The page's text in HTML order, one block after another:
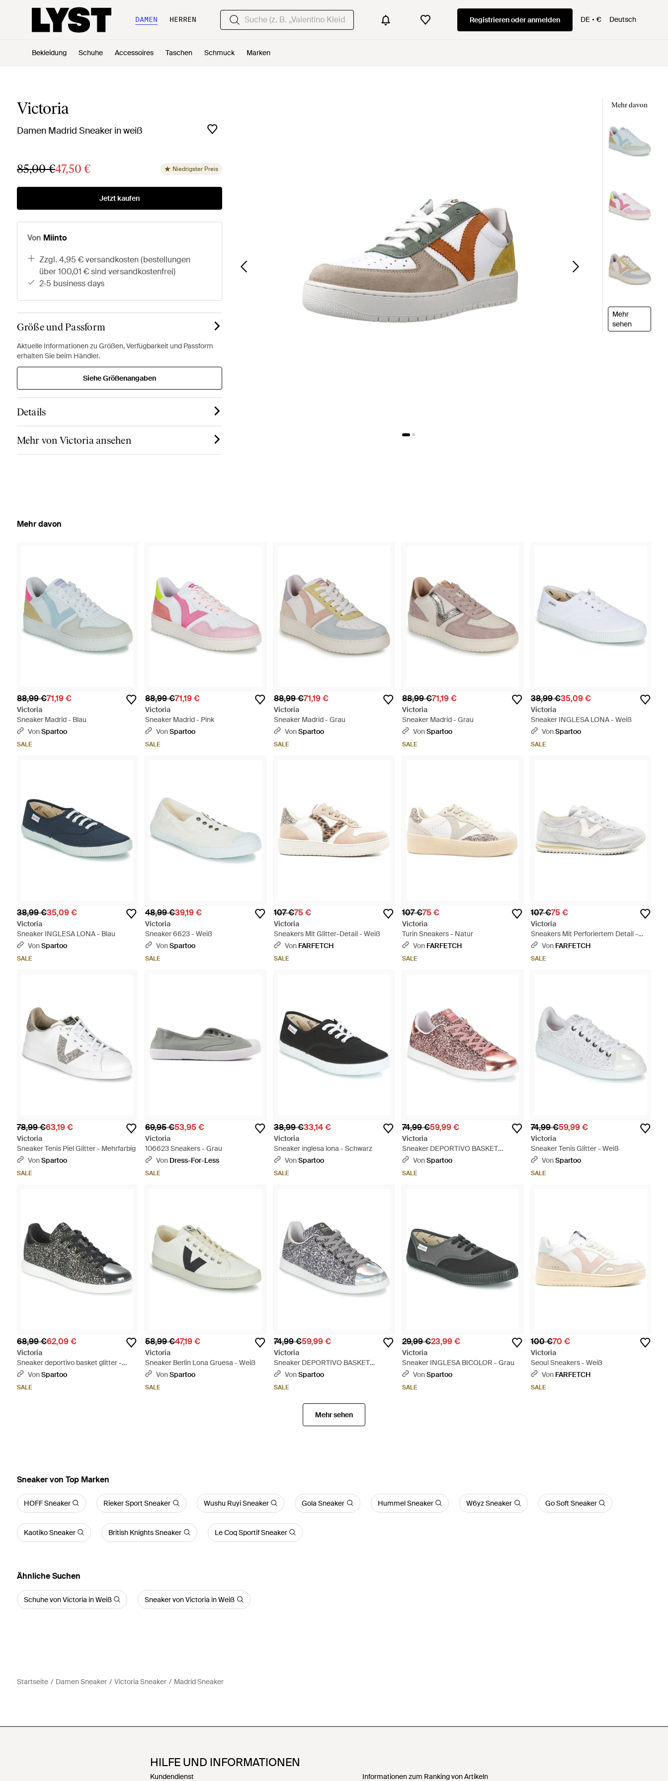
DAMEN HERREN Registrieren oder anmelden DE € Deutsch
Bekleidung Schuhe Accessoires Taschen Schmuck Marken
Victoria
Damen Madrid Sneaker in weiß
85,00 €47,50 € Niedrigster Preis
Jetzt kaufen
Von Miinto
zzgl. 4,95 € versandkosten (bestellungen
über 100,01 € sind versandkostenfrei)
2-5 business days
Größe und Passform
Aktuelle Informationen zu Größen, Verfügbarkeit und Passform
erhalten Sie beim Händler.
Siehe Größenangaben
Details
Mehr von Victoria ansehen
Mehr davon
Mehr
sehen
Mehr davon
88,99 €71,19 €
Victoria
Sneaker Madrid - Blau
VonSpartoo
SALE
88,99 €71,19 €
Victoria
Sneaker Madrid - Pink
VonSpartoo
SALE
88,99 €71,19 €
Victoria
Sneaker Madrid - Grau
VonSpartoo
SALE
88,99 €71,19 €
Victoria
Sneaker Madrid - Grau
VonSpartoo
SALE
38,99 €35,09 €
Victoria
Sneaker INGLESA LONA - Weiß
VonSpartoo
SALE
38,99 €35,09 €
Victoria
Sneaker INGLESA LONA - Blau
VonSpartoo
SALE
48,99 €39,19 €
Victoria
Sneaker 6623 - Weiß
VonSpartoo
SALE
107 €75 €
Victoria
Sneakers Mit Glitter-Detail - Weiß
Von FARFETCH
SALE
107 €75 €
Victoria
Turin Sneakers - Natur
Von FARFETCH
SALE
107 €75 €
Victoria
Sneakers Mit Perforiertem Detail -
WeißVon FARFETCH
SALE
78,99 €63,19 €
Victoria
Sneaker Tenis Piel Glitter - Mehrfarbig
VonSpartoo
SALE
69,95 €53,95 €
Victoria
106623 Sneakers - Grau
Von Dress-For-Less
SALE
38,99 €33,14 €
Victoria
Sneaker inglesa lona - Schwarz
VonSpartoo
SALE
74,99 €59,99 €
Victoria
Sneaker DEPORTIVO BASKET
GLITTER - Pink
VonSpartoo
SALE
74,99 €59,99 €
Victoria
Sneaker Tenis Glitter - Weiß
VonSpartoo
SALE
68,99 €62,09 €
Victoria
Sneaker deportivo basket glitter -
Schwarz
VonSpartoo
SALE
58,99 €47,19 €
Victoria
Sneaker Berlin Lona Gruesa - Weiß
VonSpartoo
SALE
74,99 €59,99 €
Victoria
Sneaker DEPORTIVO BASKET
GLITTER - Grau
VonSpartoo
SALE
29,99 €23,99 €
Victoria
Sneaker INGLESA BICOLOR - Grau
VonSpartoo
SALE
100 €70 €
Victoria
Seoul Sneakers - Weiß
Von FARFETCH
SALE
Mehr sehen
Sneaker von Top Marken
HOFF Sneaker Rieker Sport Sneaker Wushu Ruyi Sneaker Gola Sneaker Hummel Sneaker W6yz Sneaker Go Soft Sneaker
Kaotiko Sneaker British Knights Sneaker Le Coq Sportif Sneaker
Ähnliche Suchen
Schuhe von Victoria in Weiß Sneaker von Victoria in Weiß
Startseite Damen Sneaker Victoria Sneaker Madrid Sneaker
HILFE UND INFORMATIONEN
Kundendienst Informationen zum Ranking von Artikeln